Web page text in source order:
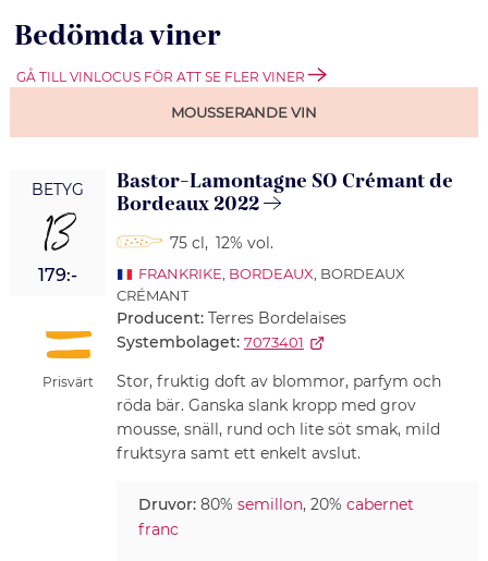
Bedömda viner
GÅ TILL VINLOCUS FÖR ATT SE FLER VINER
MOUSSERANDE VIN
BETYG
13
179:-
Prisvärt
Bastor-Lamontagne SO Crémant de
Bordeaux 2022
75 cl, 12% vol.
FRANKRIKE BORDEAUX , BORDEAUX
CRÉMANT
Producent: Terres Bordelaises
Systembolaget: 7073401
Stor, fruktig doft av blommor, parfym och
röda bär. Ganska slank kropp med grov
mousse, snäll, rund och lite söt smak, mild
fruktsyra samt ett enkelt avslut.
Druvor:80% semillon, 20% cabernet
franc